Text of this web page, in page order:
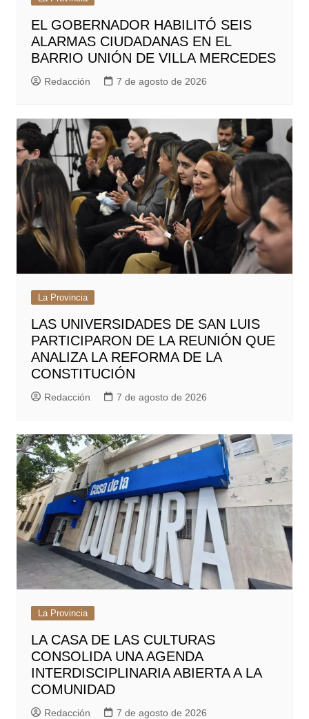
EL GOBERNADOR HABILITÓ SEIS
ALARMAS CIUDADANAS EN EL
BARRIO UNIÓN DE VILLA MERCEDES
Redacción 7 de agosto de 2026
La Provincia
LAS UNIVERSIDADES DE SAN LUIS
PARTICIPARON DE LA REUNIÓN QUE
ANALIZA LA REFORMA DE LA
CONSTITUCIÓN
Redacción 7 de agosto de 2026
La Provincia
LA CASA DE LAS CULTURAS
CONSOLIDA UNA AGENDA
INTERDISCIPLINARIA ABIERTA A LA
COMUNIDAD
Redacción 7 de agosto de 2026